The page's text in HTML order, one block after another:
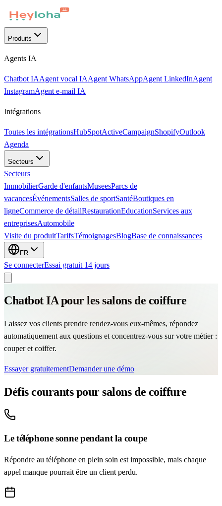
Produits
Agents IA
Chatbot IAAgent vocal IAAgent WhatsAppAgent LinkedInAgent
InstagramAgent e-mail IA
Intégrations
Toutes les intégrationsHubSpotActiveCampaignShopifyOutlook
Agenda
Secteurs
Secteurs
ImmobilierGarde d'enfantsMuseesParcs de
vacancesÉvénementsSalles de sportSantéBoutiques en
ligneCommerce de détailRestaurationEducationServices aux
entreprisesAutomobile
Visite du produitTarifsTémoignagesBlogBase de connaissances
FR
Se connecterEssai gratuit 14 jours
Chatbot IA pour les salons de coiffure
Laissez vos clients prendre rendez-vous eux-mêmes, répondez
automatiquement aux questions et concentrez-vous sur votre métier :
couper et coiffer.
Essayer gratuitementDemander une démo
Défis courants pour salons de coiffure
Le téléphone sonne pendant la coupe
Répondre au téléphone en plein soin est impossible, mais chaque
appel manque pourrait être un client perdu.